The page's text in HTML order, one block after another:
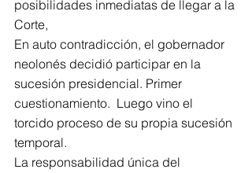
posibilidades inmediatas de llegar a la
Corte,
En auto contradicción, el gobernador
neolonés decidió participar en la
sucesión presidencial. Primer
cuestionamiento.  Luego vino el
torcido proceso de su propia sucesión
temporal.
La responsabilidad única del